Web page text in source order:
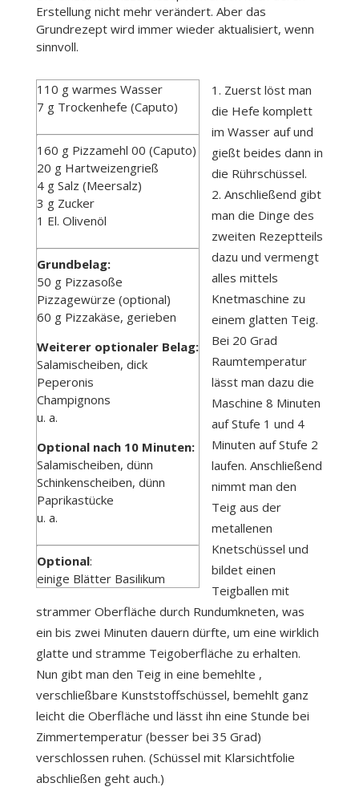
Erstellung nicht mehr verändert. Aber das
Grundrezept wird immer wieder aktualisiert, wenn
sinnvoll.
110 g warmes Wasser
7 g Trockenhefe (Caputo)
160 g Pizzamehl 00 (Caputo)
20 g Hartweizengrieß
4 g Salz (Meersalz)
3 g Zucker
1 El. Olivenöl
Grundbelag:
50 g Pizzasoße
Pizzagewürze (optional)
60 g Pizzakäse, gerieben
Weiterer optionaler Belag:
Salamischeiben, dick
Peperonis
Champignons
u. a.
Optional nach 10 Minuten:
Salamischeiben, dünn
Schinkenscheiben, dünn
Paprikastücke
u. a.
Optional:
einige Blätter Basilikum
Zuerst löst man
die Hefe komplett
im Wasser auf und
gießt beides dann in
die Rührschüssel.
Anschließend gibt
man die Dinge des
zweiten Rezeptteils
dazu und vermengt
alles mittels
Knetmaschine zu
einem glatten Teig.
Bei 20 Grad
Raumtemperatur
lässt man dazu die
Maschine 8 Minuten
auf Stufe 1 und 4
Minuten auf Stufe 2
laufen. Anschließend
nimmt man den
Teig aus der
metallenen
Knetschüssel und
bildet einen
Teigballen mit
strammer Oberfläche durch Rundumkneten, was
ein bis zwei Minuten dauern dürfte, um eine wirklich
glatte und stramme Teigoberfläche zu erhalten.
Nun gibt man den Teig in eine bemehlte ,
verschließbare Kunststoffschüssel, bemehlt ganz
leicht die Oberfläche und lässt ihn eine Stunde bei
Zimmertemperatur (besser bei 35 Grad)
verschlossen ruhen. (Schüssel mit Klarsichtfolie
abschließen geht auch.)